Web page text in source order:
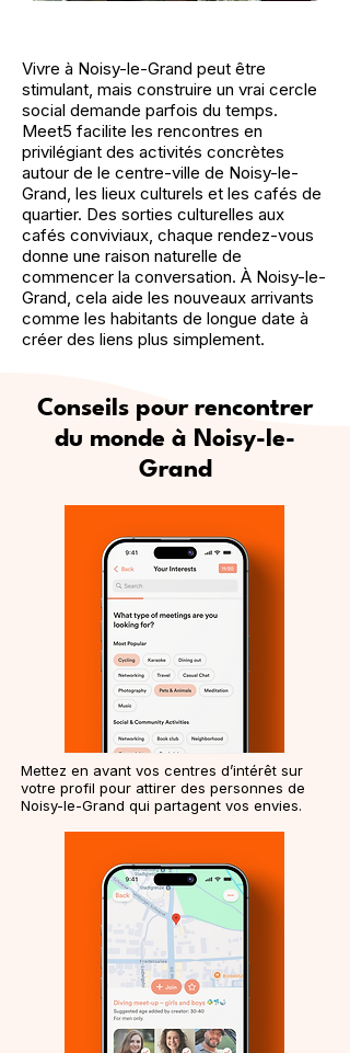
Vivre à Noisy-le-Grand peut être
stimulant, mais construire un vrai cercle
social demande parfois du temps.
Meet5 facilite les rencontres en
privilégiant des activités concrètes
autour de le centre-ville de Noisy-le-
Grand, les lieux culturels et les cafés de
quartier. Des sorties culturelles aux
cafés conviviaux, chaque rendez-vous
donne une raison naturelle de
commencer la conversation. À Noisy-le-
Grand, cela aide les nouveaux arrivants
comme les habitants de longue date à
créer des liens plus simplement.
Conseils pour rencontrer
du monde à Noisy-le-
Grand
Mettez en avant vos centres d’intérêt sur
votre profil pour attirer des personnes de
Noisy-le-Grand qui partagent vos envies.